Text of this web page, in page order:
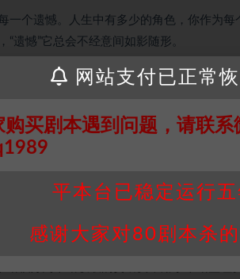
个遗憾。人生中有多少的角色，你作为每
遗憾”它总会不经意间如影随形。
个角色的故事都非常平凡，但却异常的现
。这是一个直击心灵，引人深思，勾起回
系客服补发！！！网盘不限速下载神器→
理而来，仅供学习研究使用，请勿用于商业
受本条约约束，并遵守所有适用的法律法规
关版权或权利人。如有侵权，请发邮件通
天内下架相关剧本攻略。
积分为本站收取的赞助费，用于本站整理
网站支付已正常恢
购买剧本遇到问题，请联系
平本台已稳定运行五
感谢大家对80剧本杀的